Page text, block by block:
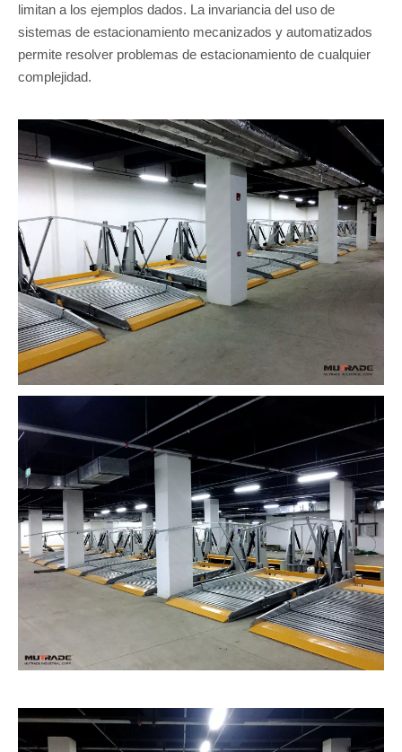
limitan a los ejemplos dados. La invariancia del uso de
sistemas de estacionamiento mecanizados y automatizados
permite resolver problemas de estacionamiento de cualquier
complejidad.